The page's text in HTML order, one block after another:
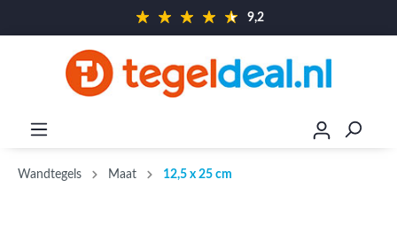
9,2
Wandtegels Maat 12,5 x 25 cm